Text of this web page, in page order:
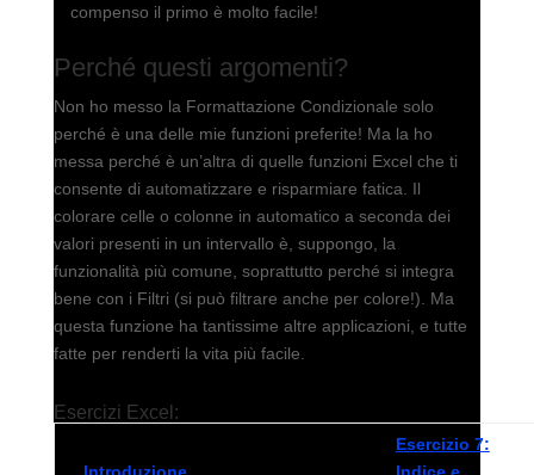
compenso il primo è molto facile!
Perché questi argomenti?
Non ho messo la Formattazione Condizionale solo
perché è una delle mie funzioni preferite! Ma la ho
messa perché è un’altra di quelle funzioni Excel che ti
consente di automatizzare e risparmiare fatica. Il
colorare celle o colonne in automatico a seconda dei
valori presenti in un intervallo è, suppongo, la
funzionalità più comune, soprattutto perché si integra
bene con i Filtri (si può filtrare anche per colore!). Ma
questa funzione ha tantissime altre applicazioni, e tutte
fatte per renderti la vita più facile.
Esercizi Excel:
Esercizio 7: